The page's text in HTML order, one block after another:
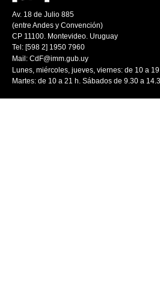
Av. 18 de Julio 885
(entre Andes y Convención)
CP 11100. Montevideo. Uruguay
Tel: [598 2] 1950 7960
Mail: CdF@imm.gub.uy
Lunes, miércoles, jueves, viernes: de 10 a
Martes: de 10 a 21 h. Sábados de 9.30 a